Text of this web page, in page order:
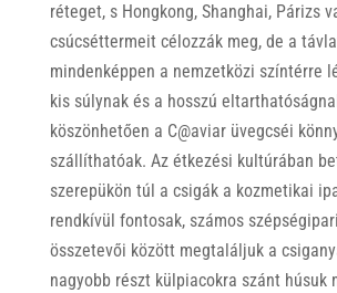
réteget, s Hongkong, Shanghai, Párizs
csúcséttermeit célozzák meg, de a
mindenképpen a nemzetközi színtérre
kis súlynak és a hosszú
köszönhetően a C@aviar üvegcséi
szállíthatóak. Az étkezési kultúrában
szerepükön túl a csigák a kozmetikai
rendkívül fontosak, számos
összetevői között megtaláljuk a
nagyobb részt külpiacokra szánt húsuk